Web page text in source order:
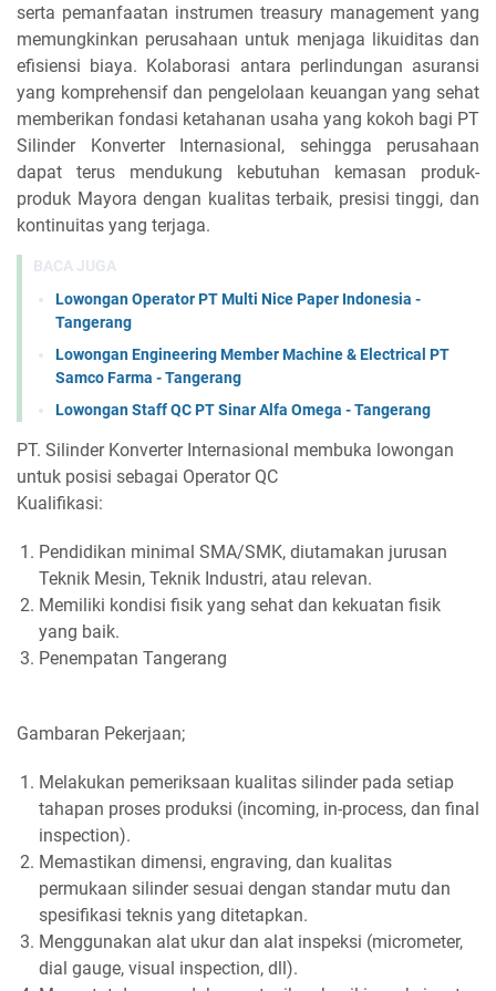
serta pemanfaatan instrumen treasury management yang
memungkinkan perusahaan untuk menjaga likuiditas dan
efisiensi biaya. Kolaborasi antara perlindungan asuransi
yang komprehensif dan pengelolaan keuangan yang sehat
memberikan fondasi ketahanan usaha yang kokoh bagi PT
Silinder Konverter Internasional, sehingga perusahaan
dapat terus mendukung kebutuhan kemasan produk-
produk Mayora dengan kualitas terbaik, presisi tinggi, dan
kontinuitas yang terjaga.
BACA JUGA
Lowongan Operator PT Multi Nice Paper Indonesia -
Tangerang
Lowongan Engineering Member Machine & Electrical PT
Samco Farma - Tangerang
Lowongan Staff QC PT Sinar Alfa Omega - Tangerang
PT. Silinder Konverter Internasional membuka lowongan
untuk posisi sebagai Operator QC
Kualifikasi:
Pendidikan minimal SMA/SMK, diutamakan jurusan
Teknik Mesin, Teknik Industri, atau relevan.
Memiliki kondisi fisik yang sehat dan kekuatan fisik
yang baik.
Penempatan Tangerang
Gambaran Pekerjaan;
Melakukan pemeriksaan kualitas silinder pada setiap
tahapan proses produksi (incoming, in-process, dan final
inspection).
Memastikan dimensi, engraving, dan kualitas
permukaan silinder sesuai dengan standar mutu dan
spesifikasi teknis yang ditetapkan.
Menggunakan alat ukur dan alat inspeksi (micrometer,
dial gauge, visual inspection, dll).